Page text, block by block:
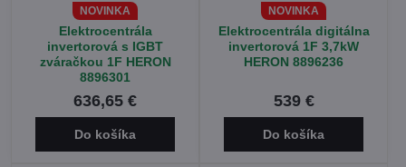
NOVINKA
Elektrocentrála
invertorová s IGBT
zváračkou 1F HERON
8896301
636,65 €
Do košíka
NOVINKA
Elektrocentrála digitálna
invertorová 1F 3,7kW
HERON 8896236
539 €
Do košíka